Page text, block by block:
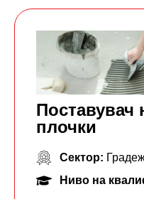
Поставувач
плочки
Сектор:
Ниво на